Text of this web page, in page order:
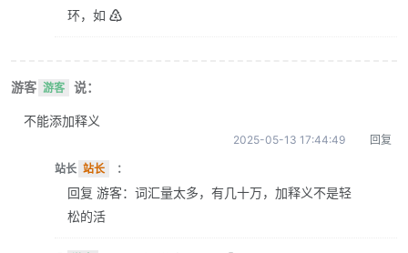
环，如 ♴
游客 游客 说：
不能添加释义
2025-05-13 17:44:49 回复
站长 站长 ：
回复 游客：词汇量太多，有几十万，加释义不是轻
松的活